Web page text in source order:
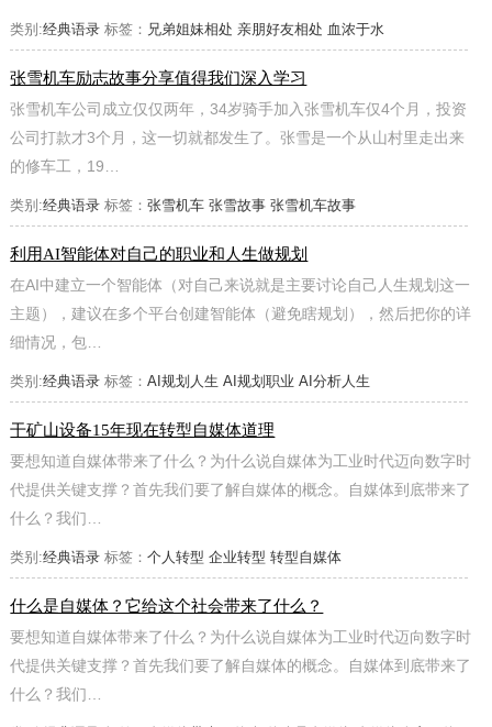
类别:经典语录 标签： 兄弟姐妹相处 亲朋好友相处 血浓于水
张雪机车励志故事分享值得我们深入学习
张雪机车公司成立仅仅两年，34岁骑手加入张雪机车仅4个月，投资
公司打款才3个月，这一切就都发生了。张雪是一个从山村里走出来
的修车工，19…
类别:经典语录 标签：张雪机车 张雪故事 张雪机车故事
利用AI智能体对自己的职业和人生做规划
在AI中建立一个智能体（对自己来说就是主要讨论自己人生规划这一
主题），建议在多个平台创建智能体（避免瞎规划），然后把你的详
细情况，包…
类别:经典语录 标签：AI规划人生 AI规划职业 AI分析人生
干矿山设备15年现在转型自媒体道理
要想知道自媒体带来了什么？为什么说自媒体为工业时代迈向数字时
代提供关键支撑？首先我们要了解自媒体的概念。自媒体到底带来了
什么？我们…
类别:经典语录 标签：个人转型 企业转型 转型自媒体
什么是自媒体？它给这个社会带来了什么？
要想知道自媒体带来了什么？为什么说自媒体为工业时代迈向数字时
代提供关键支撑？首先我们要了解自媒体的概念。自媒体到底带来了
什么？我们…